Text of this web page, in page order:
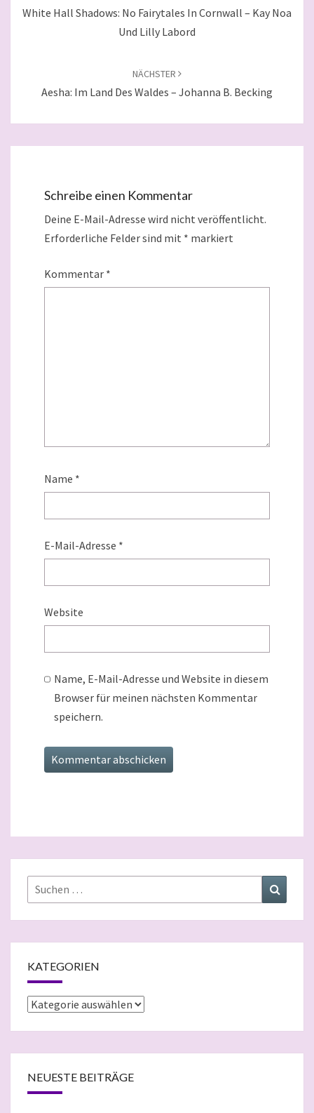
White Hall Shadows: No Fairytales In Cornwall – Kay Noa
Und Lilly Labord
NÄCHSTER
Aesha: Im Land Des Waldes – Johanna B. Becking
Schreibe einen Kommentar
Deine E-Mail-Adresse wird nicht veröffentlicht.
Erforderliche Felder sind mit * markiert
Kommentar *
Name *
E-Mail-Adresse *
Website
Name, E-Mail-Adresse und Website in diesem
Browser für meinen nächsten Kommentar
speichern.
Suchen
nach:
KATEGORIEN
Kategorien
NEUESTE BEITRÄGE